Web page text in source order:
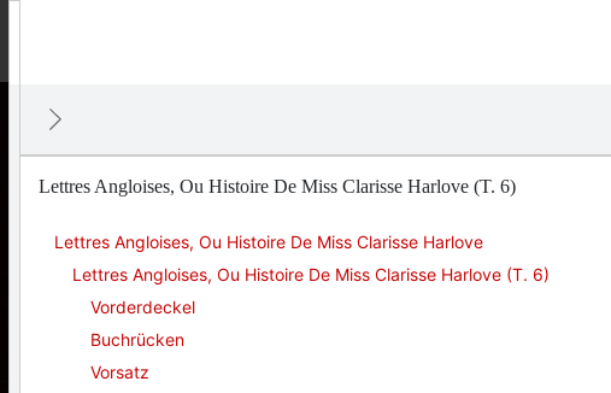
Lettres Angloises, Ou Histoire De Miss Clarisse Harlove (T. 6)
Lettres Angloises, Ou Histoire De Miss Clarisse Harlove
Lettres Angloises, Ou Histoire De Miss Clarisse Harlove (T. 6)
Vorderdeckel
Buchrücken
Vorsatz